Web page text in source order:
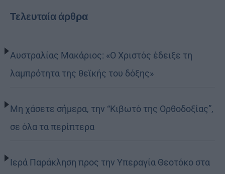
Τελευταία άρθρα
Αυστραλίας Μακάριος: «Ο Χριστός έδειξε τη
λαμπρότητα της θεϊκής του δόξης»
Μη χάσετε σήμερα, την “Κιβωτό της Ορθοδοξίας”,
σε όλα τα περίπτερα
Ιερά Παράκληση προς την Υπεραγία Θεοτόκο στα